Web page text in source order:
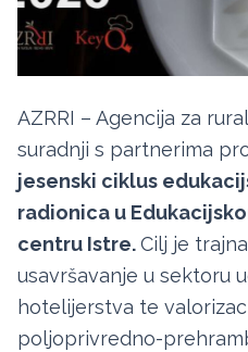
AZRRI – Agencija za
suradnji s partnerima
jesenski ciklus
radionica u
centru Istre.Cilj je
usavršavanje u sektoru
hotelijerstva te
poljoprivredno-